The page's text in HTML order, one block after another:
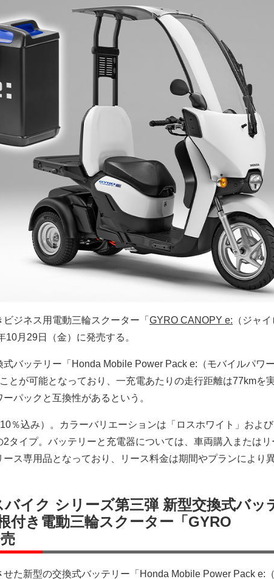
ジネス用電動三輪スクーター「 GYRO CANOPY e: （ジャイ
月29日（金）に発売する。
式バッテリー「Honda Mobile Power Pack e:（モバイルパワ
とが可能となっており、一充電あたりの走行距離は77kmを
パックと互換性があるという。
％込み）。カラーバリエーションは「ロスホワイト」および
2タイプ。バッテリーと充電器については、車両購入またはリ
ス専用品となっており、リース料金は期間やプランにより
イク シリーズ第三弾 新型交換式バッ
付き電動三輪スクーター「GYRO
た新型の交換式バッテリー「Honda Mobile Power Pack e: